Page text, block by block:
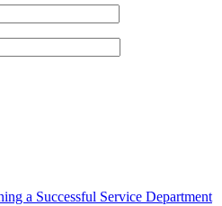
a Successful Service Department